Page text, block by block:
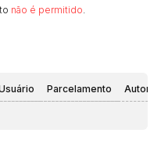
não é permitido
Parcelamento